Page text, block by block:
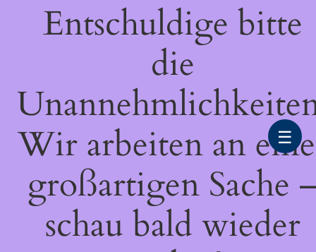
Entschuldige bitte
die
Wir arbeiten an
großartigen Sache
schau bald wieder
☰